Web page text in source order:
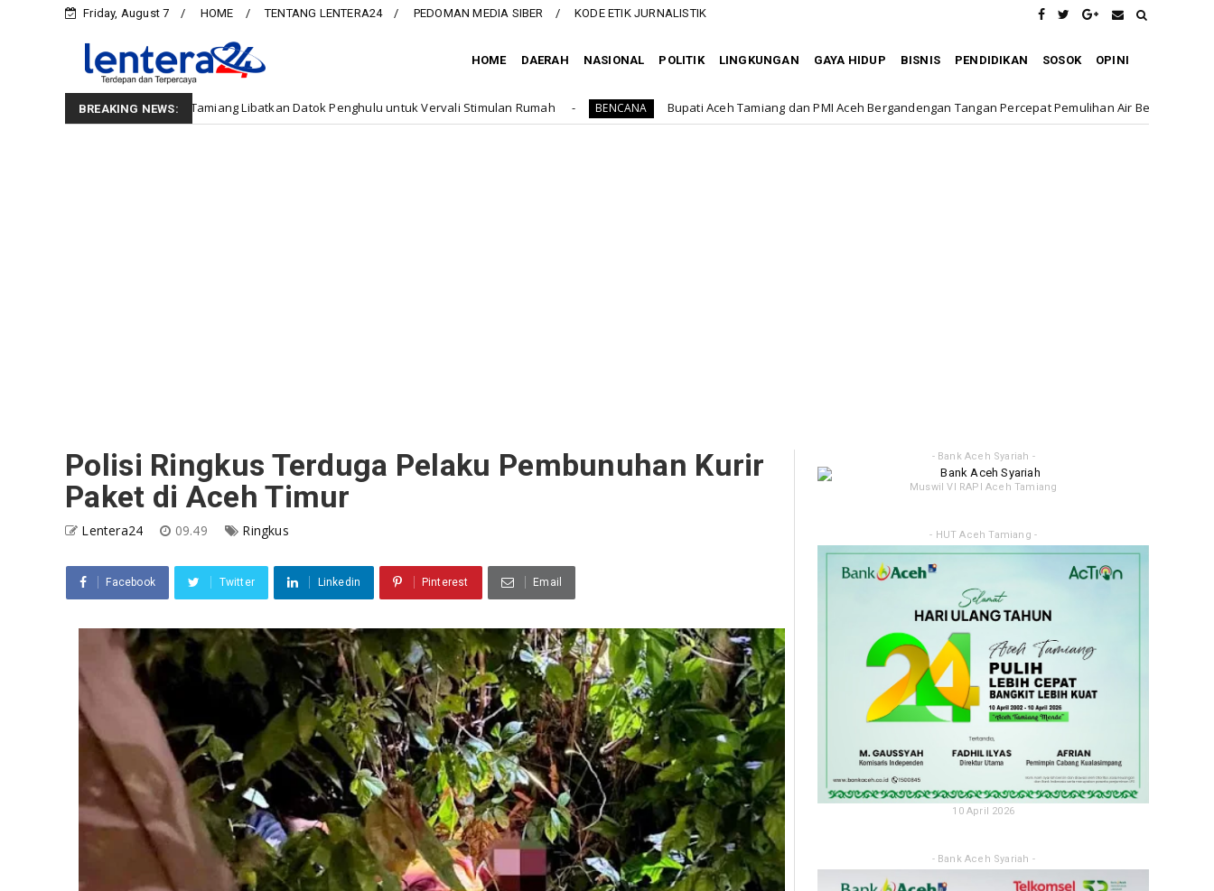
Friday, August 7 HOME TENTANG LENTERA24 PEDOMAN MEDIA SIBER KODE ETIK JURNALISTIK
HOME DAERAH NASIONAL POLITIK LINGKUNGAN GAYA HIDUP BISNIS PENDIDIKAN SOSOK OPINI
BREAKING NEWS:
Aceh Tamiang Libatkan Datok Penghulu untuk Vervali Stimulan Rumah BENCANA Bupati Aceh Tamiang dan PMI Aceh Bergandengan Tangan Percepat Pemulihan Air Bersih Pascabencana
Polisi Ringkus Terduga Pelaku Pembunuhan Kurir
Paket di Aceh Timur
Lentera24 09.49 Ringkus
Facebook Twitter Linkedin Pinterest Email
- Bank Aceh Syariah -
Muswil VI RAPI Aceh Tamiang
- HUT Aceh Tamiang -
10 April 2026
- Bank Aceh Syariah -